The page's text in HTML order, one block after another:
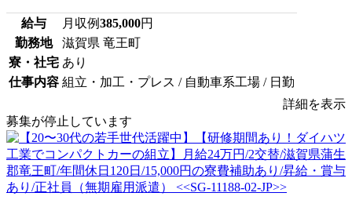
給与 月収例385,000円
勤務地
滋賀県 竜王町
寮・社宅 あり
仕事内容 組立・加工・プレス / 自動車系工場 / 日勤
詳細を表示
募集が停止しています